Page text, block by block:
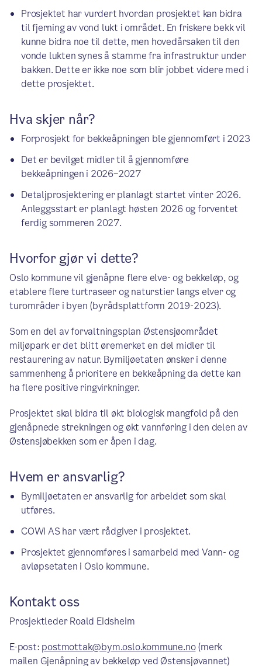
Prosjektet har vurdert hvordan prosjektet kan bidra
til fjerning av vond lukt i området. En friskere bekk vil
kunne bidra noe til dette, men hovedårsaken til den
vonde lukten synes å stamme fra infrastruktur under
bakken. Dette er ikke noe som blir jobbet videre med i
dette prosjektet.
Hva skjer når?
Forprosjekt for bekkeåpningen ble gjennomført i 2023
Det er bevilget midler til å gjennomføre
bekkeåpningen i 2026–2027
Detaljprosjektering er planlagt startet vinter 2026.
Anleggsstart er planlagt høsten 2026 og forventet
ferdig sommeren 2027.
Hvorfor gjør vi dette?
Oslo kommune vil gjenåpne flere elve- og bekkeløp, og
etablere flere turtraseer og naturstier langs elver og
turområder i byen (byrådsplattform 2019-2023).
Som en del av forvaltningsplan Østensjøområdet
miljøpark er det blitt øremerket en del midler til
restaurering av natur. Bymiljøetaten ønsker i denne
sammenheng å prioritere en bekkeåpning da dette kan
ha flere positive ringvirkninger.
Prosjektet skal bidra til økt biologisk mangfold på den
gjenåpnede strekningen og økt vannføring i den delen av
Østensjøbekken som er åpen i dag.
Hvem er ansvarlig?
Bymiljøetaten er ansvarlig for arbeidet som skal
utføres.
COWI AS har vært rådgiver i prosjektet.
Prosjektet gjennomføres i samarbeid med Vann- og
avløpsetaten i Oslo kommune.
Kontakt oss
Prosjektleder Roald Eidsheim
E-post: postmottak@bym.oslo.kommune.no(merk
mailen Gjenåpning av bekkeløp ved Østensjøvannet)